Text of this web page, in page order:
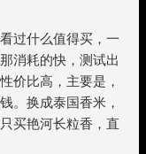
过什么值得买，一
消耗的快，测试出
价比高，主要是，
。换成泰国香米，
买艳河长粒香，直